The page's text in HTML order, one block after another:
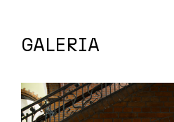
GALERIA